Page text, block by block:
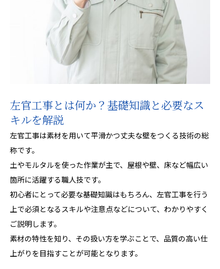
左官工事とは何か？基礎知識と必要なス
キルを解説
左官工事は素材を用いて平滑かつ丈夫な壁をつくる技術の総
称です。
土やモルタルを使った作業が主で、屋根や壁、床など幅広い
箇所に活躍する職人技です。
初心者にとって必要な基礎知識はもちろん、左官工事を行う
上で必須となるスキルや注意点などについて、わかりやすく
ご説明します。
素材の特性を知り、その扱い方を学ぶことで、品質の高い仕
上がりを目指すことが可能となります。